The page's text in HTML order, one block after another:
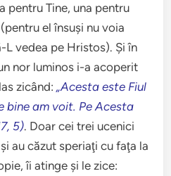
pentru Tine, una pentru
el însuşi nu voia
L vedea pe Hristos). Şi în
nor luminos i-a acoperit
zicând:„Acesta este Fiul
bine am voit. Pe Acesta
5). Doar cei trei ucenici
au căzut speriaţi cu faţa la
îi atinge şi le zice: